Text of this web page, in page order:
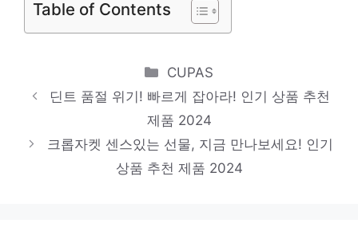
제품 2024
민소매블라우스
추천 제품 2024
트레이닝세트
오늘의 스페셜 아이템, 지금 확인! 인기 상품
추천 제품 2024
Table of Contents
Categories
CUPAS
딘트 품절 위기! 빠르게 잡아라! 인기 상품 추천
제품 2024
크롭자켓 센스있는 선물, 지금 만나보세요! 인기
상품 추천 제품 2024